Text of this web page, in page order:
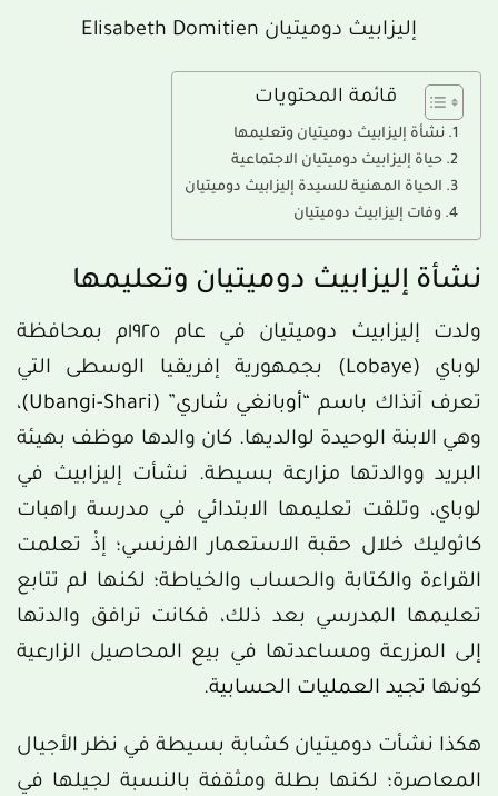
إليزابيث دوميتيان Elisabeth Domitien
قائمة المحتويات
نشأة إليزابيث دوميتيان وتعليمها
حياة إليزابيث دوميتيان الاجتماعية
الحياة المهنية للسيدة إليزابيث دوميتيان
وفات إليزابيث دوميتيان
نشأة إليزابيث دوميتيان وتعليمها
ولدت إليزابيث دوميتيان في عام ١٩٢٥م بمحافظة
لوباي (Lobaye) بجمهورية إفريقيا الوسطى التي
تعرف آنذاك باسم “أوبانغي شاري” (Ubangi-Shari)
،
وهي الابنة الوحيدة لوالديها. كان والدها موظف بهيئة
البريد ووالدتها مزارعة بسيطة. نشأت إليزابيث في
لوباي، وتلقت تعليمها الابتدائي في مدرسة راهبات
كاثوليك خلال حقبة الاستعمار الفرنسي؛ إذْ تعلمت
القراءة والكتابة والحساب والخياطة؛ لكنها لم تتابع
تعليمها المدرسي بعد ذلك، فكانت ترافق والدتها
إلى المزرعة ومساعدتها في بيع المحاصيل الزارعية
كونها تجيد العمليات الحسابية.
هكذا نشأت دوميتيان كشابة بسيطة في نظر الأجيال
المعاصرة؛ لكنها بطلة ومثقفة بالنسبة لجيلها في